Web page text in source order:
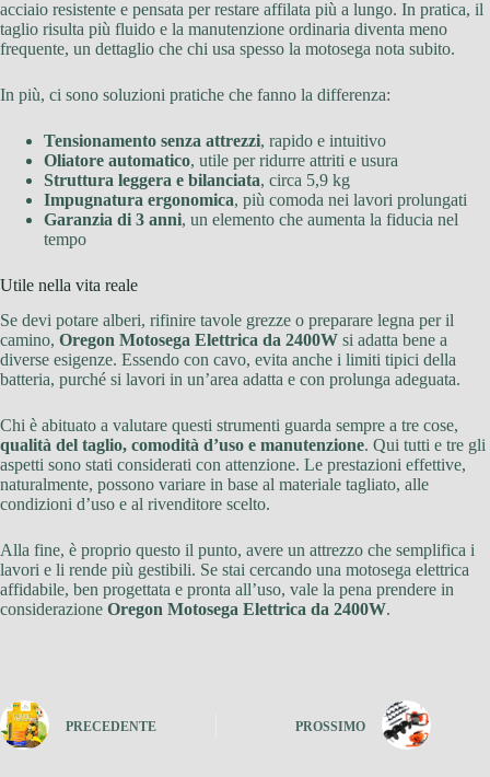
acciaio resistente e pensata per restare affilata più a lungo. In pratica, il
taglio risulta più fluido e la manutenzione ordinaria diventa meno
frequente, un dettaglio che chi usa spesso la motosega nota subito.
In più, ci sono soluzioni pratiche che fanno la differenza:
Tensionamento senza attrezzi, rapido e intuitivo
Oliatore automatico, utile per ridurre attriti e usura
Struttura leggera e bilanciata, circa 5,9 kg
Impugnatura ergonomica, più comoda nei lavori prolungati
Garanzia di 3 anni, un elemento che aumenta la fiducia nel
tempo
Utile nella vita reale
Se devi potare alberi, rifinire tavole grezze o preparare legna per il
camino, Oregon Motosega Elettrica da 2400W si adatta bene a
diverse esigenze. Essendo con cavo, evita anche i limiti tipici della
batteria, purché si lavori in un’area adatta e con prolunga adeguata.
Chi è abituato a valutare questi strumenti guarda sempre a tre cose,
qualità del taglio, comodità d’uso e manutenzione. Qui tutti e tre gli
aspetti sono stati considerati con attenzione. Le prestazioni effettive,
naturalmente, possono variare in base al materiale tagliato, alle
condizioni d’uso e al rivenditore scelto.
Alla fine, è proprio questo il punto, avere un attrezzo che semplifica i
lavori e li rende più gestibili. Se stai cercando una motosega elettrica
affidabile, ben progettata e pronta all’uso, vale la pena prendere in
considerazione Oregon Motosega Elettrica da 2400W.
PRECEDENTE PROSSIMO